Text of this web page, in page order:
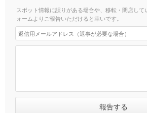
スポット情報に誤りがある場合や、移転・閉店し
ォームよりご報告いただけると幸いです。